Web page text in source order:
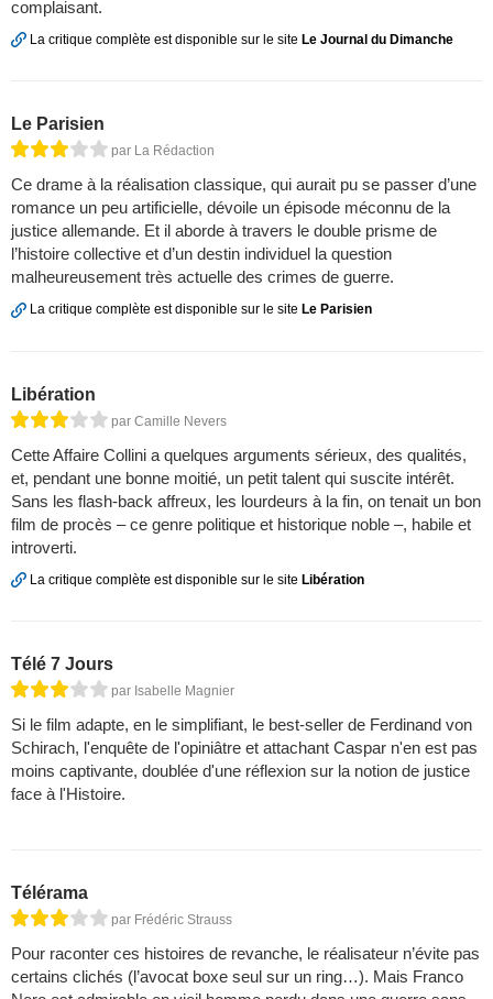
complaisant.
La critique complète est disponible sur le site Le Journal du Dimanche
Le Parisien
par La Rédaction
Ce drame à la réalisation classique, qui aurait pu se passer d’une
romance un peu artificielle, dévoile un épisode méconnu de la
justice allemande. Et il aborde à travers le double prisme de
l’histoire collective et d’un destin individuel la question
malheureusement très actuelle des crimes de guerre.
La critique complète est disponible sur le site Le Parisien
Libération
par Camille Nevers
Cette Affaire Collini a quelques arguments sérieux, des qualités,
et, pendant une bonne moitié, un petit talent qui suscite intérêt.
Sans les flash-back affreux, les lourdeurs à la fin, on tenait un bon
film de procès – ce genre politique et historique noble –, habile et
introverti.
La critique complète est disponible sur le site Libération
Télé 7 Jours
par Isabelle Magnier
Si le film adapte, en le simplifiant, le best-seller de Ferdinand von
Schirach, l'enquête de l'opiniâtre et attachant Caspar n'en est pas
moins captivante, doublée d'une réflexion sur la notion de justice
face à l'Histoire.
Télérama
par Frédéric Strauss
Pour raconter ces histoires de revanche, le réalisateur n’évite pas
certains clichés (l’avocat boxe seul sur un ring…). Mais Franco